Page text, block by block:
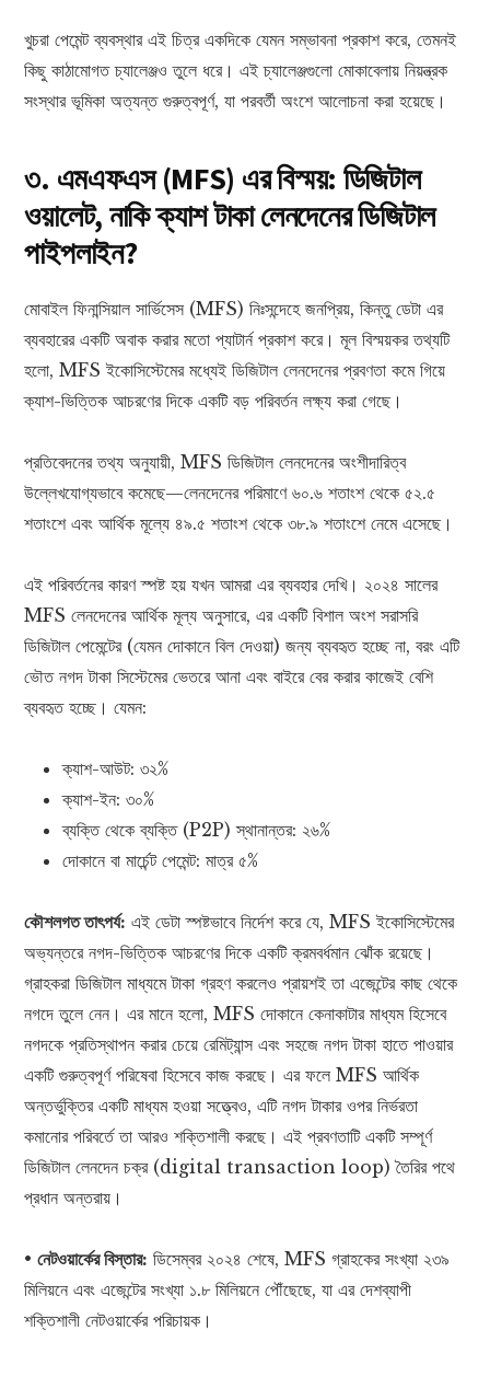
খুচরা পেমেন্ট ব্যবস্থার এই চিত্র একদিকে যেমন সম্ভাবনা প্রকাশ করে, তেমনই
কিছু কাঠামোগত চ্যালেঞ্জও তুলে ধরে। এই চ্যালেঞ্জগুলো মোকাবেলায় নিয়ন্ত্রক
সংস্থার ভূমিকা অত্যন্ত গুরুত্বপূর্ণ, যা পরবর্তী অংশে আলোচনা করা হয়েছে।
৩. এমএফএস (MFS) এর বিস্ময়: ডিজিটাল
ওয়ালেট, নাকি ক্যাশ টাকা লেনদেনের ডিজিটাল
পাইপলাইন?
মোবাইল ফিনান্সিয়াল সার্ভিসেস (MFS) নিঃসন্দেহে জনপ্রিয়, কিন্তু ডেটা এর
ব্যবহারের একটি অবাক করার মতো প্যাটার্ন প্রকাশ করে। মূল বিস্ময়কর তথ্যটি
হলো, MFS ইকোসিস্টেমের মধ্যেই ডিজিটাল লেনদেনের প্রবণতা কমে গিয়ে
ক্যাশ-ভিত্তিক আচরণের দিকে একটি বড় পরিবর্তন লক্ষ্য করা গেছে।
প্রতিবেদনের তথ্য অনুযায়ী, MFS ডিজিটাল লেনদেনের অংশীদারিত্ব
উল্লেখযোগ্যভাবে কমেছে—লেনদেনের পরিমাণে ৬০.৬ শতাংশ থেকে ৫২.৫
শতাংশে এবং আর্থিক মূল্যে ৪৯.৫ শতাংশ থেকে ৩৮.৯ শতাংশে নেমে এসেছে।
এই পরিবর্তনের কারণ স্পষ্ট হয় যখন আমরা এর ব্যবহার দেখি। ২০২৪ সালের
MFS লেনদেনের আর্থিক মূল্য অনুসারে, এর একটি বিশাল অংশ সরাসরি
ডিজিটাল পেমেন্টের (যেমন দোকানে বিল দেওয়া) জন্য ব্যবহৃত হচ্ছে না, বরং এটি
ভৌত নগদ টাকা সিস্টেমের ভেতরে আনা এবং বাইরে বের করার কাজেই বেশি
ব্যবহৃত হচ্ছে। যেমন:
ক্যাশ-আউট: ৩২%
ক্যাশ-ইন: ৩০%
ব্যক্তি থেকে ব্যক্তি (P2P) স্থানান্তর: ২৬%
দোকানে বা মার্চেন্ট পেমেন্ট: মাত্র ৫%
কৌশলগত তাৎপর্য: এই ডেটা স্পষ্টভাবে নির্দেশ করে যে, MFS ইকোসিস্টেমের
অভ্যন্তরে নগদ-ভিত্তিক আচরণের দিকে একটি ক্রমবর্ধমান ঝোঁক রয়েছে।
গ্রাহকরা ডিজিটাল মাধ্যমে টাকা গ্রহণ করলেও প্রায়শই তা এজেন্টের কাছ থেকে
নগদে তুলে নেন। এর মানে হলো, MFS দোকানে কেনাকাটার মাধ্যম হিসেবে
নগদকে প্রতিস্থাপন করার চেয়ে রেমিট্যান্স এবং সহজে নগদ টাকা হাতে পাওয়ার
একটি গুরুত্বপূর্ণ পরিষেবা হিসেবে কাজ করছে। এর ফলে MFS আর্থিক
অন্তর্ভুক্তির একটি মাধ্যম হওয়া সত্ত্বেও, এটি নগদ টাকার ওপর নির্ভরতা
কমানোর পরিবর্তে তা আরও শক্তিশালী করছে। এই প্রবণতাটি একটি সম্পূর্ণ
ডিজিটাল লেনদেন চক্র (digital transaction loop) তৈরির পথে
প্রধান অন্তরায়।
•নেটওয়ার্কের বিস্তার: ডিসেম্বর ২০২৪ শেষে, MFS গ্রাহকের সংখ্যা ২৩৯
মিলিয়নে এবং এজেন্টের সংখ্যা ১.৮ মিলিয়নে পৌঁছেছে, যা এর দেশব্যাপী
শক্তিশালী নেটওয়ার্কের পরিচায়ক।